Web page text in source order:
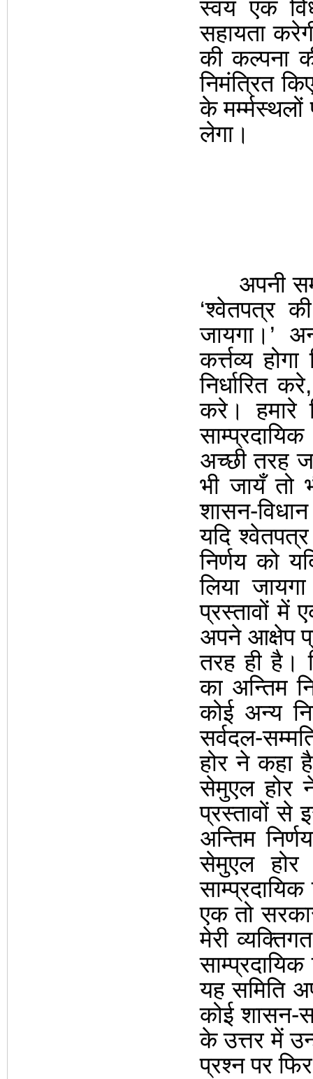
स्वंय एक
सहायता
की कल्पना
निमंत्रित
के
लेगा।
अपनी
‘श्वेतपत्र
जायगा। ’
कर्त्तव्य
निर्धारित करे
करे। हमारे
साम्प्रदायिक
अच्छी तरह
भी जायँ तो
शासन-
यदि
निर्णय को
लिया
प्रस्तावों में
अपने आक्षेप
तरह ही है।
का अन्तिम
कोई अन्य
सर्वदल-
होर ने कहा
सेमुएल होर
प्रस्तावों से
अन्तिम
सेमुएल
एक तो
मेरी
यह समिति
कोई शासन-
के उत्तर में
प्रश्न पर